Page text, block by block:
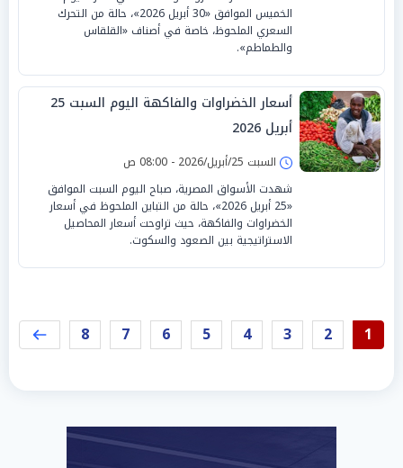
الخميس الموافق «30 أبريل 2026»، حالة من التحرك
السعري الملحوظ، خاصة في أصناف «القلقاس
والطماطم».
أسعار الخضراوات والفاكهة اليوم السبت 25
أبريل 2026
السبت 25/أبريل/2026 - 08:00 ص
شهدت الأسواق المصرية، صباح اليوم السبت الموافق
«25 أبريل 2026»، حالة من التباين الملحوظ في أسعار
الخضراوات والفاكهة، حيث تراوحت أسعار المحاصيل
الاستراتيجية بين الصعود والسكوت.
1
2
3
4
5
6
7
8